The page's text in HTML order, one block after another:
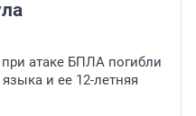
атаке БПЛА погибли
и ее 12-летняя